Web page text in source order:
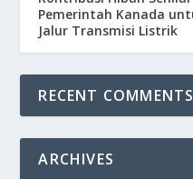
Pemerintah Kanada
Jalur Transmisi Listrik
RECENT COMMENTS
ARCHIVES